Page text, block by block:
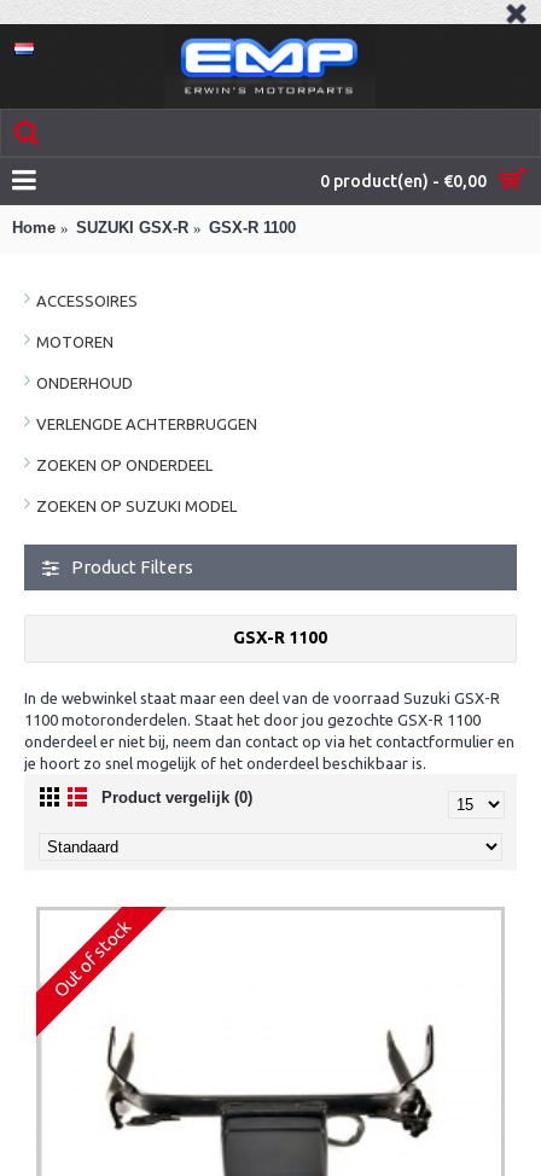
0 product(en) - €0,00
Home SUZUKI GSX-R GSX-R 1100
ACCESSOIRES
MOTOREN
ONDERHOUD
VERLENGDE ACHTERBRUGGEN
ZOEKEN OP ONDERDEEL
ZOEKEN OP SUZUKI MODEL
Product Filters
GSX-R 1100
In de webwinkel staat maar een deel van de voorraad Suzuki GSX-R
1100 motoronderdelen. Staat het door jou gezochte GSX-R 1100
onderdeel er niet bij, neem dan contact op via het contactformulier en
je hoort zo snel mogelijk of het onderdeel beschikbaar is.
Product vergelijk (0)
Out of stock